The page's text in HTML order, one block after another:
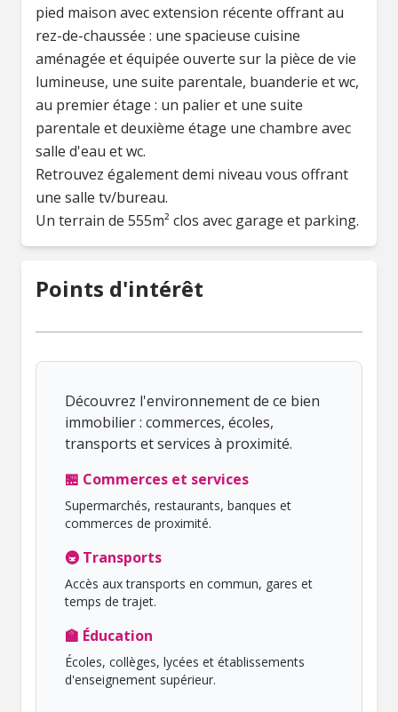
pied maison avec extension récente offrant au
rez-de-chaussée : une spacieuse cuisine
aménagée et équipée ouverte sur la pièce de vie
lumineuse, une suite parentale, buanderie et wc,
au premier étage : un palier et une suite
parentale et deuxième étage une chambre avec
salle d'eau et wc.
Retrouvez également demi niveau vous offrant
une salle tv/bureau.
Un terrain de 555m² clos avec garage et parking.
Points d'intérêt
Découvrez l'environnement de ce bien
immobilier : commerces, écoles,
transports et services à proximité.
🏪 Commerces et services
Supermarchés, restaurants, banques et
commerces de proximité.
🚇 Transports
Accès aux transports en commun, gares et
temps de trajet.
🏫 Éducation
Écoles, collèges, lycées et établissements
d'enseignement supérieur.